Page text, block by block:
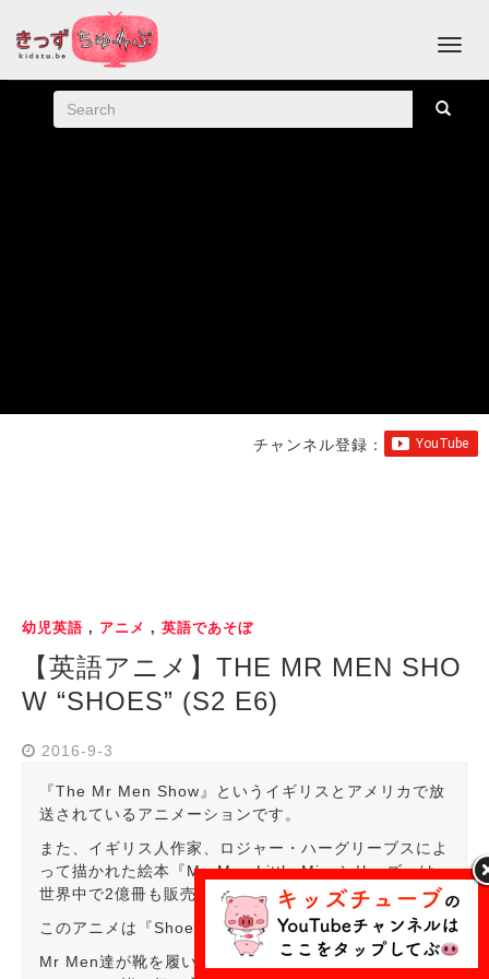
チャンネル登録：
幼児英語 , アニメ , 英語であそぼ
【英語アニメ】THE MR MEN SHO
W “SHOES” (S2 E6)
2016-9-3
『The Mr Men Show』というイギリスとアメリカで放
送されているアニメーションです。
また、イギリス人作家、ロジャー・ハーグリーブスによ
って描かれた絵本『Mr. Men Little Missシリーズ』は
世界中で2億冊も販売されている人気の作品です。
このアニメは『Shoes（靴）』についてのお話です。
Mr Men達が靴を履いています。それぞれ、違う靴を履